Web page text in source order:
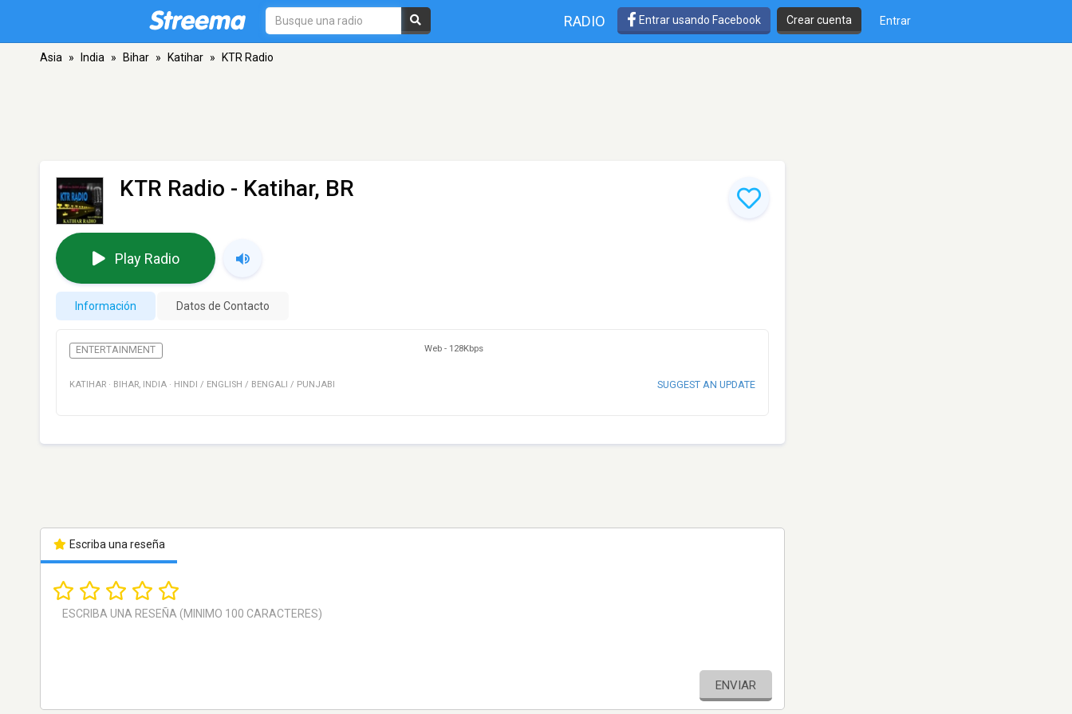
RADIO Entrar usando Facebook Crear cuenta Entrar
Asia » India » Bihar » Katihar » KTR Radio
KTR Radio - Katihar, BR
Play Radio
Información Datos de Contacto
ENTERTAINMENT Web - 128Kbps
KATIHAR · BIHAR, INDIA · HINDI / ENGLISH / BENGALI / PUNJABI SUGGEST AN UPDATE
Escriba una reseña
ENVIAR